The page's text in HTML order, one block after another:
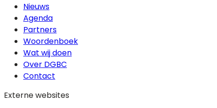
Nieuws
Agenda
Partners
Woordenboek
Wat wij doen
Over DGBC
Contact
Externe websites